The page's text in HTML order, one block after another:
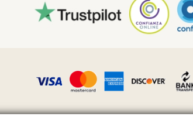
든 젖은 수영복을 꺼내야 한다는 것을 항상 기억하
은 장식품이 있으면 세탁할 때 문지르기, 비틀기, 당
이는 어떻게 빼내는가요? 헤어드라이어를 저온 송